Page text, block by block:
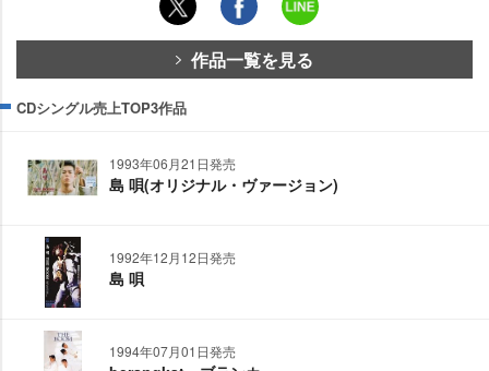
作品一覧を見る
CDシングル売上TOP3作品
1993年06月21日発売
島 唄(オリジナル・ヴァージョン)
1992年12月12日発売
島 唄
1994年07月01日発売